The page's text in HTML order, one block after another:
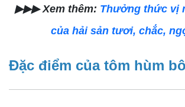
▶▶▶ Xem thêm: Thưởng thức vị
của hải sản tươi, chắc,
Đặc điểm của tôm hùm